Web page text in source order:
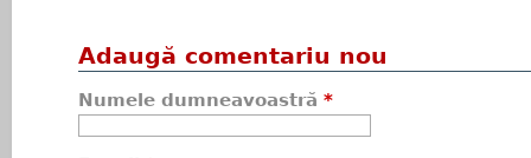
Adaugă comentariu nou
Numele dumneavoastră *